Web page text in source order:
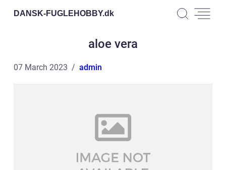
DANSK-FUGLEHOBBY.dk
aloe vera
07 March 2023 admin